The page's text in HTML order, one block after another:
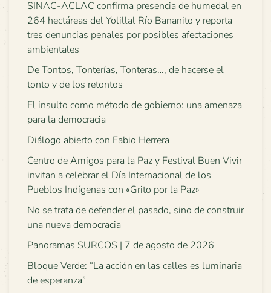
SINAC-ACLAC confirma presencia de humedal en
264 hectáreas del Yolillal Río Bananito y reporta
tres denuncias penales por posibles afectaciones
ambientales
De Tontos, Tonterías, Tonteras…, de hacerse el
tonto y de los retontos
El insulto como método de gobierno: una amenaza
para la democracia
Diálogo abierto con Fabio Herrera
Centro de Amigos para la Paz y Festival Buen Vivir
invitan a celebrar el Día Internacional de los
Pueblos Indígenas con «Grito por la Paz»
No se trata de defender el pasado, sino de construir
una nueva democracia
Panoramas SURCOS | 7 de agosto de 2026
Bloque Verde: “La acción en las calles es luminaria
de esperanza”